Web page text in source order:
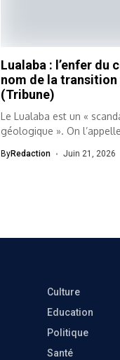
Lualaba : l’enfer du
nom de la transition
(Tribune)
Le Lualaba est un «
géologique ». On
ByRedaction Juin 21, 2026
Culture
Education
Politique
Santé